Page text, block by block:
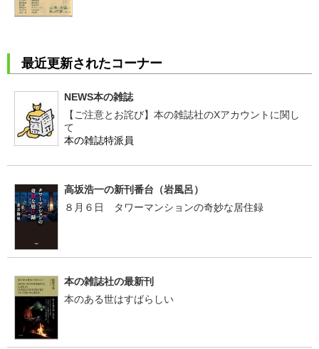
最近更新されたコーナー
NEWS本の雑誌
【ご注意とお詫び】本の雑誌社のXアカウントに関し
て
本の雑誌特派員
高坂浩一の新刊番台（岩風呂）
８月６日 タワーマンションの奇妙な居住録
本の雑誌社の最新刊
本のある世はすばらしい